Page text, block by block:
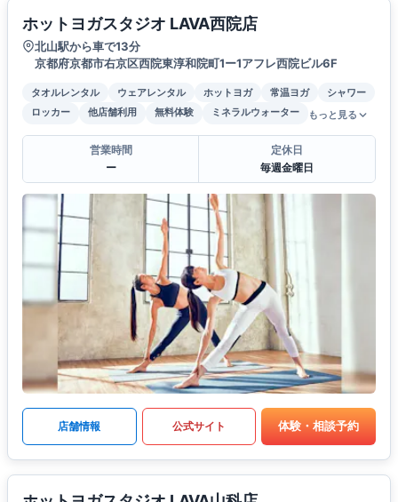
ホットヨガスタジオ LAVA西院店
北山駅から車で13分
京都府京都市右京区西院東淳和院町1ー1アフレ西院ビル6F
タオルレンタル ウェアレンタル ホットヨガ 常温ヨガ
シャワー
ロッカー
他店舗利用 無料体験 ミネラルウォーター もっと見る
営業時間
ー
定休日
毎週金曜日
店舗情報 公式サイト 体験・相談予約